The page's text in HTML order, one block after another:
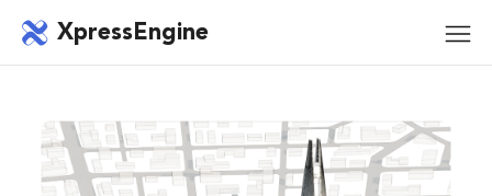
XpressEngine
모바